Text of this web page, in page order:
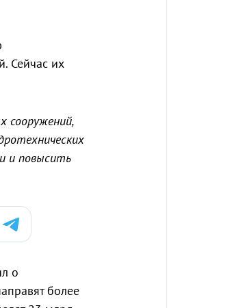
Сейчас их
сооружений,
и повысить
о
более